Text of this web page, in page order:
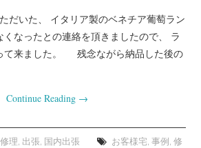
だいた、 イタリア製のベネチア葡萄ラン
くなったとの連絡を頂きましたので、 ラ
て来ました。 残念ながら納品した後の
Continue Reading →
修理 出張 国内出張 お客様宅 事例 修